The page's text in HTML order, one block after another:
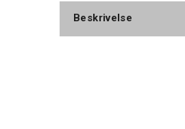
Beskrivelse